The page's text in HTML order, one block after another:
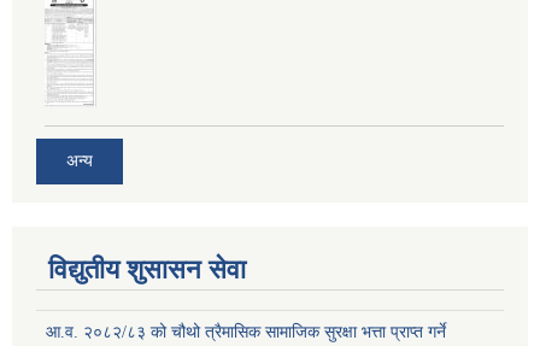
अन्य
विद्युतीय शुसासन सेवा
आ.व. २०८२/८३ को चौथो त्रैमासिक सामाजिक सुरक्षा भत्ता प्राप्त गर्ने